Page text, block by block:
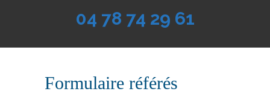
04 78 74 29 61
Formulaire référés